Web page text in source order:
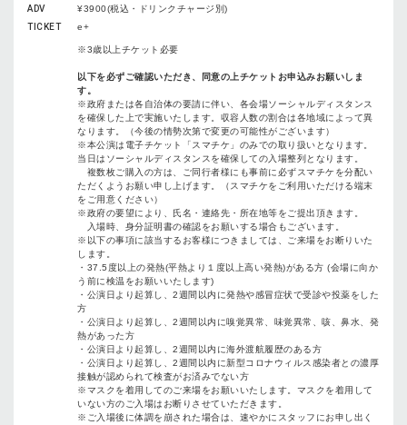
ADV
¥3900(税込・ドリンクチャージ別)
TICKET
e+
※3歳以上チケット必要
以下を必ずご確認いただき、同意の上チケットお申込みお願いしま
す。
※政府または各自治体の要請に伴い、各会場ソーシャルディスタンス
を確保した上で実施いたします。収容人数の割合は各地域によって異
なります。（今後の情勢次第で変更の可能性がございます）
※本公演は電子チケット「スマチケ」のみでの取り扱いとなります。
当日はソーシャルディスタンスを確保しての入場整列となります。
複数枚ご購入の方は、ご同行者様にも事前に必ずスマチケを分配い
ただくようお願い申し上げます。（スマチケをご利用いただける端末
をご用意ください）
※政府の要望により、氏名・連絡先・所在地等をご提出頂きます。
入場時、身分証明書の確認をお願いする場合もございます。
※以下の事項に該当するお客様につきましては、ご来場をお断りいた
します。
・37.5度以上の発熱(平熱より１度以上高い発熱)がある方 (会場に向か
う前に検温をお願いいたします)
・公演日より起算し、2週間以内に発熱や感冒症状で受診や投薬をした
方
・公演日より起算し、2週間以内に嗅覚異常、味覚異常、咳、鼻水、発
熱があった方
・公演日より起算し、2週間以内に海外渡航履歴のある方
・公演日より起算し、2週間以内に新型コロナウィルス感染者との濃厚
接触が認められて検査がお済みでない方
※マスクを着用してのご来場をお願いいたします。マスクを着用して
いない方のご入場はお断りさせていただきます。
※ご入場後に体調を崩された場合は、速やかにスタッフにお申し出く